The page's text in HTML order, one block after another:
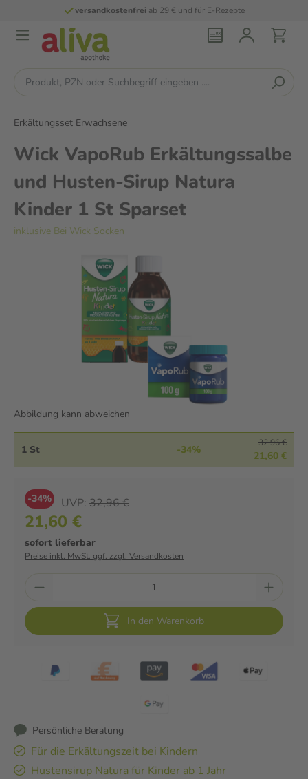
versandkostenfreiab 29 € und für E-Rezepte
Erkältungsset Erwachsene
Wick VapoRub Erkältungssalbe
und Husten-Sirup Natura
Kinder 1 St Sparset
inklusive Bei Wick Socken
Abbildung kann abweichen
1 St -34%
32,96 €
21,60 €
-34% UVP: 32,96 €
21,60 €
sofort lieferbar
Preise inkl. MwSt. ggf. zzgl. Versandkosten
In den Warenkorb
Persönliche Beratung
Für die Erkältungszeit bei Kindern
Hustensirup Natura für Kinder ab 1 Jahr